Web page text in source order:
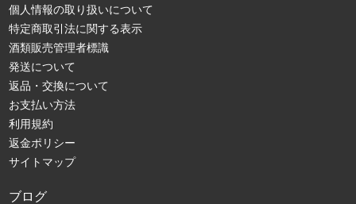
個人情報の取り扱いについて
特定商取引法に関する表示
酒類販売管理者標識
発送について
返品・交換について
お支払い方法
利用規約
返金ポリシー
サイトマップ
ブログ